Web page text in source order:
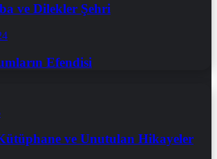
ve Dilekler Şehri
Efendisi
ve Unutulan Hikayeler